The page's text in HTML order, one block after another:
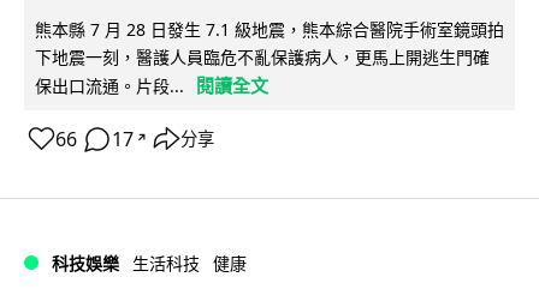
熊本縣 7 月 28 日發生 7.1 級地震，熊本綜合醫院手術室鏡頭拍
下地震一刻，醫護人員臨危不亂保護病人，更馬上開逃生門確
保出口流通。片段...
閱讀全文
66 17 ↗ 分享
科技娛樂 生活科技 健康